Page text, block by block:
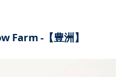
Farm -【豊洲】